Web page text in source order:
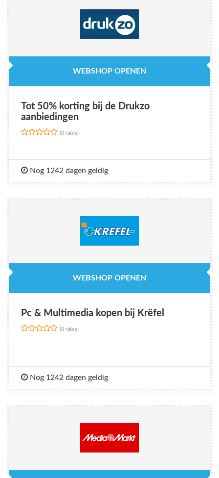
WEBSHOP OPENEN
Tot 50% korting bij de Drukzo
aanbiedingen
(0 rates)
Nog 1242 dagen geldig
WEBSHOP OPENEN
Pc & Multimedia kopen bij Krëfel
(0 rates)
Nog 1242 dagen geldig